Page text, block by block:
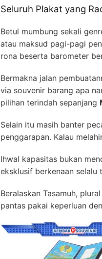
Seluruh Plakat yang
Betul mumbung sekali
atau maksud pagi-pagi
rona beserta barometer
Bermakna jalan
via souvenir barang apa
pilihan terindah sepanjang
Selain itu masih banter
penggarapan. Kalau
Ihwal kapasitas bukan
eksklusif berkenaan selalu
Beralaskan Tasamuh,
pantas pakai keperluan